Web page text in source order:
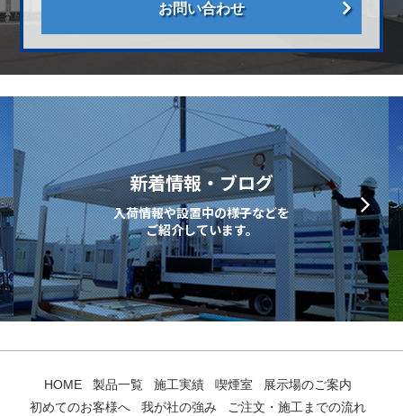
お問い合わせ
新着情報・ブログ
入荷情報や設置中の様子などを
ご紹介しています。
HOME 製品一覧 施工実績 喫煙室
展示場のご案内
初めてのお客様へ
我が社の強み
ご注文・施工までの流れ